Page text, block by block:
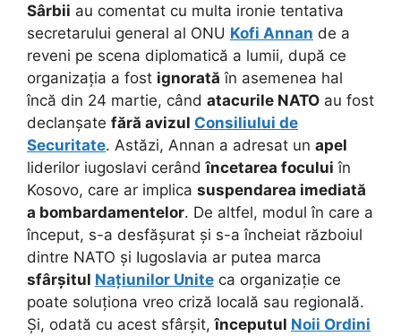
Sârbii au comentat cu multa ironie tentativa
secretarului general al ONU Kofi Annan de a
reveni pe scena diplomatică a lumii, după ce
organizația a fost ignorată în asemenea hal
încă din 24 martie, când atacurile NATO au fost
declanșate fără avizul Consiliului de
Securitate. Astăzi, Annan a adresat un apel
liderilor iugoslavi cerândîncetarea focului în
Kosovo, care ar implica suspendarea imediată
a bombardamentelor. De altfel, modul în care a
început, s-a desfășurat și s-a încheiat războiul
dintre NATO și Iugoslavia ar putea marca
sfârșitul Națiunilor Unite ca organizație ce
poate soluționa vreo criză locală sau regională.
Și, odată cu acest sfârșit,începutul Noii Ordini